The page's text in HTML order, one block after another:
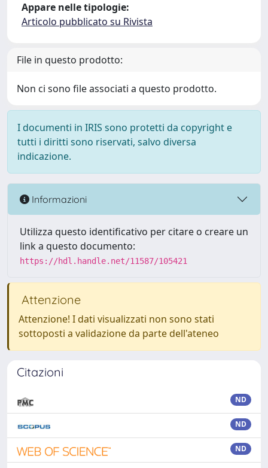
Appare nelle tipologie:
Articolo pubblicato su Rivista
File in questo prodotto:
Non ci sono file associati a questo prodotto.
I documenti in IRIS sono protetti da copyright e
tutti i diritti sono riservati, salvo diversa
indicazione.
Informazioni
Utilizza questo identificativo per citare o creare un
link a questo documento:
https://hdl.handle.net/11587/105421
Attenzione
Attenzione! I dati visualizzati non sono stati
sottoposti a validazione da parte dell'ateneo
Citazioni
ND
ND
ND